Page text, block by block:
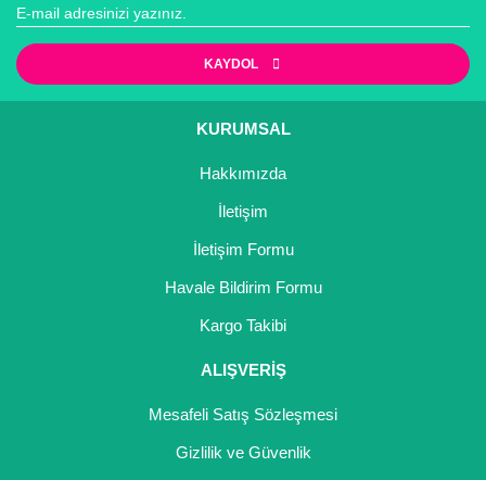
KAYDOL
KURUMSAL
Hakkımızda
İletişim
İletişim Formu
Havale Bildirim Formu
Kargo Takibi
ALIŞVERİŞ
Mesafeli Satış Sözleşmesi
Gizlilik ve Güvenlik